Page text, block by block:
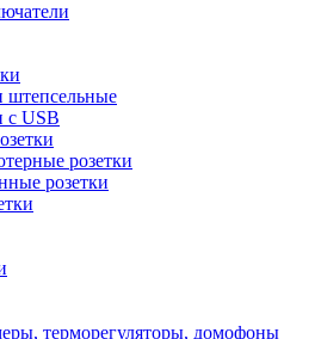
штепсельные
с USB
розетки
розетки
терморегуляторы, домофоны